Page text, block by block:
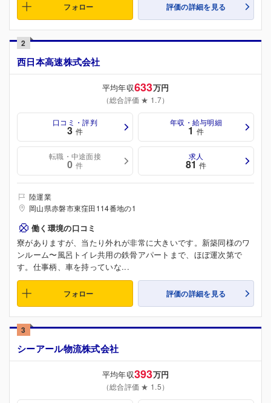
フォロー 評価の詳細を見る
2
西日本高速株式会社
平均年収633万円
（総合評価 ★ 1.7）
口コミ・評判
3 件
年収・給与明細
1 件
転職・中途面接
0 件
求人
81 件
陸運業
岡山県赤磐市東窪田114番地の1
働く環境の口コミ
寮がありますが、当たり外れが非常に大きいです。新築同様のワ
ンルーム〜風呂トイレ共用の鉄骨アパートまで、ほぼ運次第で
す。仕事柄、車を持っていな...
フォロー 評価の詳細を見る
3
シーアール物流株式会社
平均年収393万円
（総合評価 ★ 1.5）